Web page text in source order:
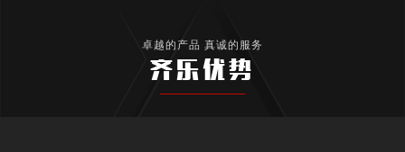
卓越的产品 真诚的服务
齐乐优势